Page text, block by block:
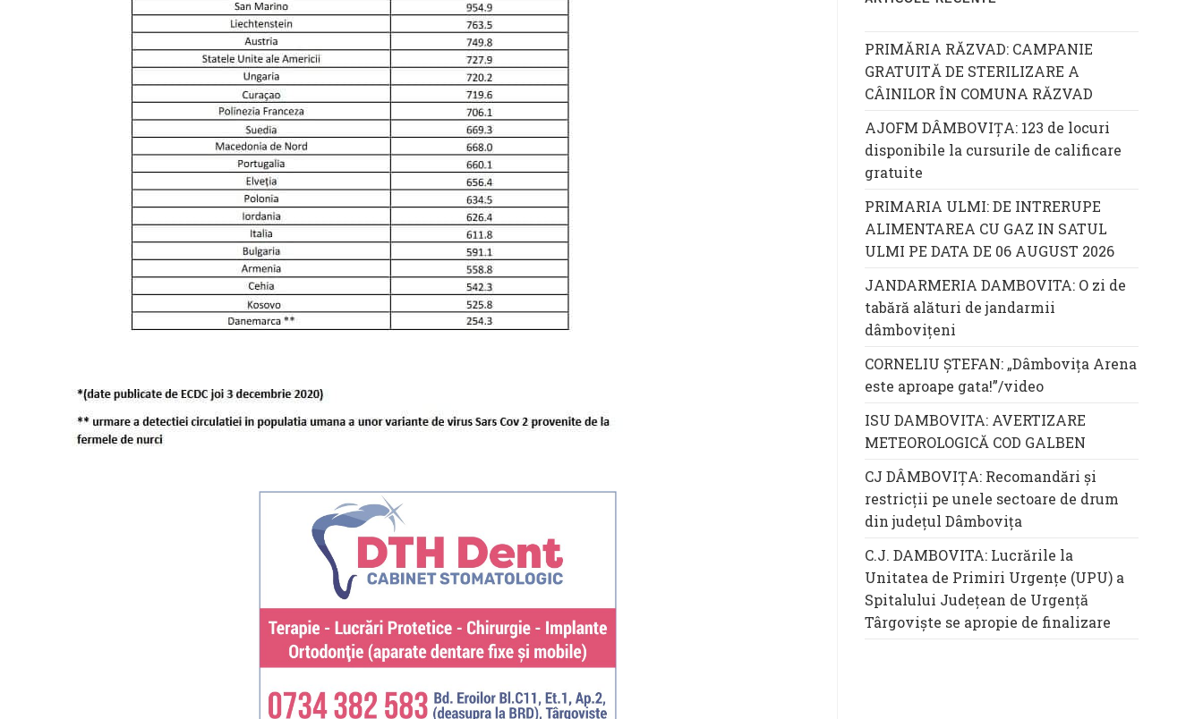
PRIMĂRIA RĂZVAD: CAMPANIE
GRATUITĂ DE STERILIZARE A
CÂINILOR ÎN COMUNA RĂZVAD
AJOFM DÂMBOVIȚA: 123 de locuri
disponibile la cursurile de calificare
gratuite
PRIMARIA ULMI: DE INTRERUPE
ALIMENTAREA CU GAZ IN SATUL
ULMI PE DATA DE 06 AUGUST 2026
JANDARMERIA DAMBOVITA: O zi de
tabără alături de jandarmii
dâmbovițeni
CORNELIU ȘTEFAN: „Dâmbovița Arena
este aproape gata!”/video
ISU DAMBOVITA: AVERTIZARE
METEOROLOGICĂ COD GALBEN
CJ DÂMBOVIȚA: Recomandări și
restricții pe unele sectoare de drum
din județul Dâmbovița
C.J. DAMBOVITA: Lucrările la
Unitatea de Primiri Urgențe (UPU) a
Spitalului Județean de Urgență
Târgoviște se apropie de finalizare